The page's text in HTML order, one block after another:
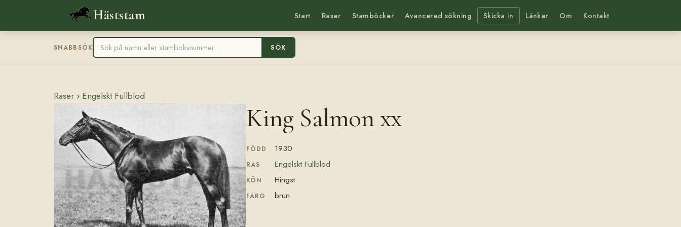
Häststam Start Raser Stamböcker Avancerad sökning Skicka in Länkar Om Kontakt
SNABBSÖK SÖK
Raser › Engelskt Fullblod
King Salmon xx
FÖDD 1930
RAS Engelskt Fullblod
KÖN Hingst
FÄRG brun